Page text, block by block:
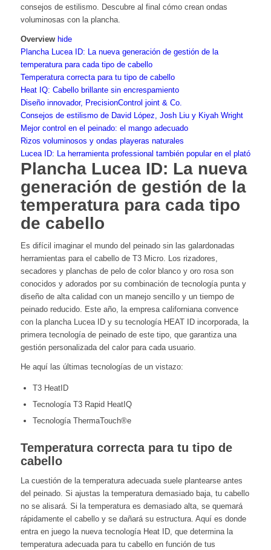
consejos de estilismo. Descubre al final cómo crean ondas
voluminosas con la plancha.
Overview hide
Plancha Lucea ID: La nueva generación de gestión de la
temperatura para cada tipo de cabello
Temperatura correcta para tu tipo de cabello
Heat IQ: Cabello brillante sin encrespamiento
Diseño innovador, PrecisionControl joint & Co.
Consejos de estilismo de David López, Josh Liu y Kiyah Wright
Mejor control en el peinado: el mango adecuado
Rizos voluminosos y ondas playeras naturales
Lucea ID: La herramienta professional también popular en el plató
Plancha Lucea ID: La nueva
generación de gestión de la
temperatura para cada tipo
de cabello
Es difícil imaginar el mundo del peinado sin las galardonadas
herramientas para el cabello de T3 Micro. Los rizadores,
secadores y planchas de pelo de color blanco y oro rosa son
conocidos y adorados por su combinación de tecnología punta y
diseño de alta calidad con un manejo sencillo y un tiempo de
peinado reducido. Este año, la empresa californiana convence
con la plancha Lucea ID y su tecnología HEAT ID incorporada, la
primera tecnología de peinado de este tipo, que garantiza una
gestión personalizada del calor para cada usuario.
He aquí las últimas tecnologías de un vistazo:
T3 HeatID
Tecnología T3 Rapid HeatIQ
Tecnología ThermaTouch®e
Temperatura correcta para tu tipo de
cabello
La cuestión de la temperatura adecuada suele plantearse antes
del peinado. Si ajustas la temperatura demasiado baja, tu cabello
no se alisará. Si la temperatura es demasiado alta, se quemará
rápidamente el cabello y se dañará su estructura. Aquí es donde
entra en juego la nueva tecnología Heat ID, que determina la
temperatura adecuada para tu cabello en función de tus